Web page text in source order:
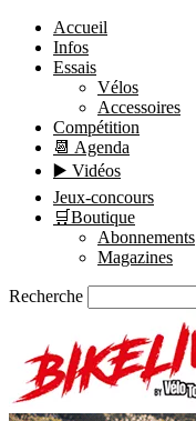
Accueil
Infos
Essais
Vélos
Accessoires
Compétition
📆 Agenda
▶️ Vidéos
Jeux-concours
🛒Boutique
Abonnements
Magazines
Recherche